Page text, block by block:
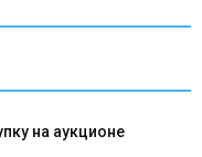
на аукционе